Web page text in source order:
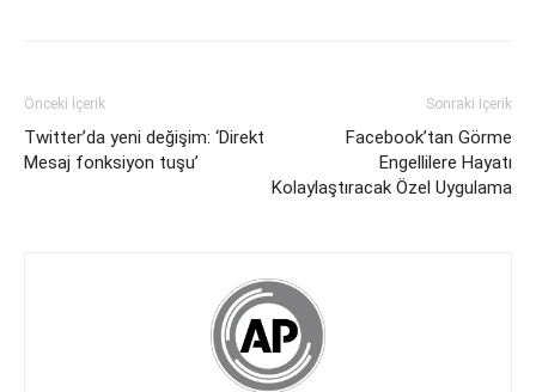
Önceki İçerik
Twitter’da yeni değişim: ‘Direkt
Mesaj fonksiyon tuşu’
Sonraki İçerik
Facebook’tan Görme
Engellilere Hayatı
Kolaylaştıracak Özel Uygulama